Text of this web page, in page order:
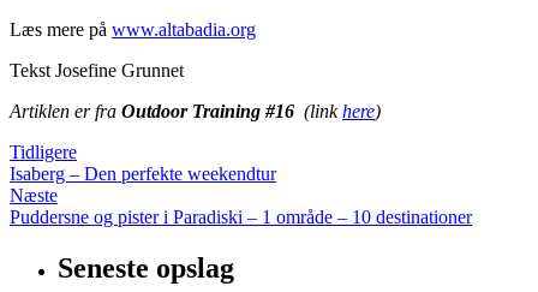
Læs mere på www.altabadia.org
Tekst Josefine Grunnet
Artiklen er fra Outdoor Training #16 (link here)
Tidligere
Isaberg – Den perfekte weekendtur
Næste
Puddersne og pister i Paradiski – 1 område – 10 destinationer
Seneste opslag